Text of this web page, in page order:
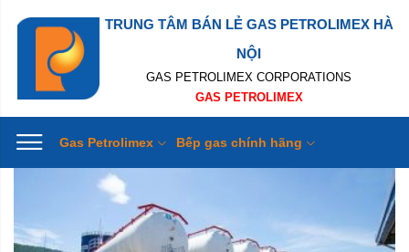
TRUNG TÂM BÁN LẺ GAS PETROLIMEX HÀ
NỘI
GAS PETROLIMEX CORPORATIONS
GAS PETROLIMEX
Gas Petrolimex Bếp gas chính hãng